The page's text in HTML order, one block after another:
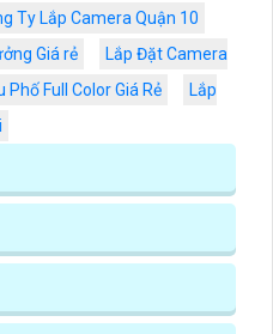
Ty Lắp Camera Quận 10
Giá rẻ
Lắp Đặt Camera
Phố Full Color Giá Rẻ
Lắp